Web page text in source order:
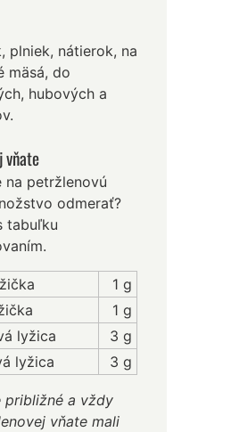
plniek, nátierok, na
mäsá, do
hubových a
vňate
na petržlenovú
odmerať?
tabuľku
1 g
1 g
lyžica
3 g
lyžica
3 g
približné a vždy
vňate mali